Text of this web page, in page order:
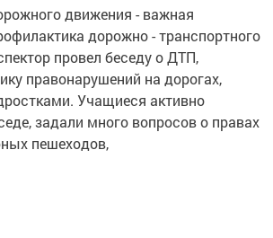
движения - важная
дорожно - транспортного
провел беседу о ДТП,
правонарушений на дорогах,
Учащиеся активно
задали много вопросов о правах
пешеходов,